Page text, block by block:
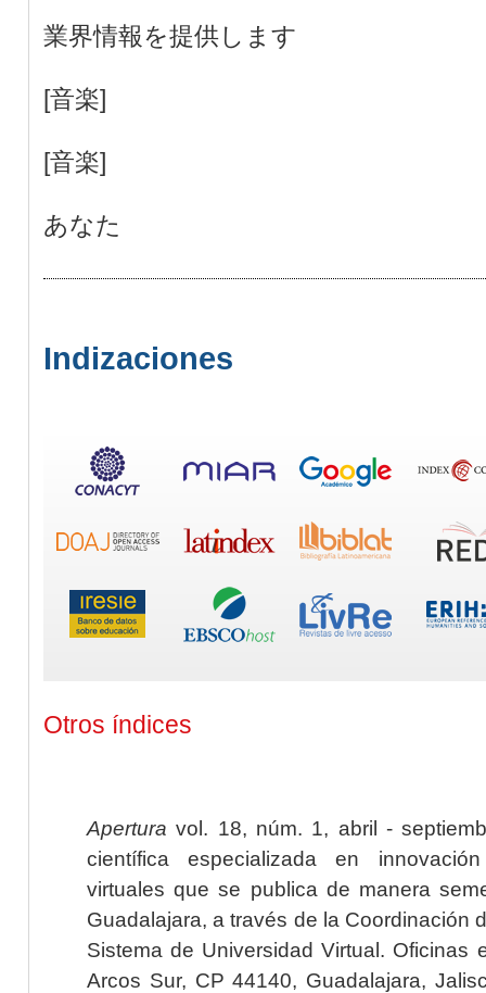
業界情報を提供します
[音楽]
[音楽]
あなた
Indizaciones
Otros índices
Apertura vol. 18, núm. 1, abril -
científica especializada en
virtuales que se publica de manera
Guadalajara, a través de la Coordinación
Sistema de Universidad Virtual. Oficinas
Arcos Sur, CP 44140, Guadalajara,